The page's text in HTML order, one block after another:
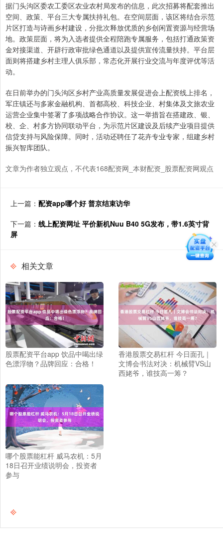
据门头沟区委农工委区农业农村局发布的信息，此次招募将配套推出
空间、政策、平台三大专属扶持礼包。在空间层面，该区将结合示范
片区打造与诗画乡村建设，分批次释放优质的乡创闲置资源与经营场
地。政策层面，将为入选者提供全程陪跑专属服务，包括打通政策资
金对接渠道、开辟行政审批绿色通道以及提供宣传流量扶持。平台层
面则将搭建乡村主理人俱乐部，常态化开展行业交流与年度评优等活
动。
在日前举办的门头沟区乡村产业高质量发展促进会上配资线上排名，
军庄镇还与多家金融机构、首都高校、科技企业、村集体及文旅农业
运营企业集中签署了多项战略合作协议。这一举措旨在搭建政、银、
校、企、村多方协同联动平台，为示范片区建设及后续产业项目提供
信贷支持与风险保障。同时，活动还聘任了花卉专业专家，组建乡村
振兴智库团队。
文章为作者独立观点，不代表168配资网_本财配资_股票配资网观点
上一篇： 配资app哪个好 普京结束访华
下一篇： 线上配资网址 平价新机Nuu B40 5G发布，带1.6英寸背
屏
相关文章
股票配资平台app 饮品中喝出绿
色漂浮物？品牌回应：合格！
香港股票交易杠杆 今日面孔｜
文博会书法对决：机械臂VS山
西姥爷，谁技高一筹？
哪个股票能杠杆 威马农机：5月
18日召开业绩说明会，投资者
参与